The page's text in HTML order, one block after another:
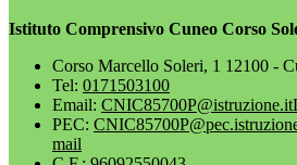
Istituto Comprensivo Cuneo Corso
Corso Marcello Soleri, 1 12100 -
Tel: 0171503100
Email: CNIC85700P@istruzione.it
PEC:
mail